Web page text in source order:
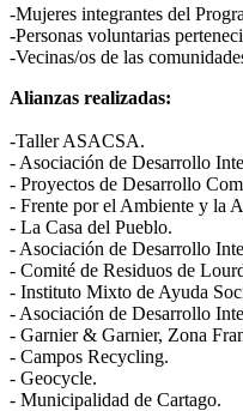
-Mujeres integrantes del
-Personas voluntarias
-Vecinas/os de las
Alianzas realizadas:
-Taller ASACSA.
- Asociación de Desarrollo
- Proyectos de Desarrollo
- Frente por el Ambiente y la
- La Casa del Pueblo.
- Asociación de Desarrollo
- Comité de Residuos de
- Instituto Mixto de Ayuda
- Asociación de Desarrollo
- Garnier & Garnier, Zona
- Campos Recycling.
- Geocycle.
- Municipalidad de Cartago.